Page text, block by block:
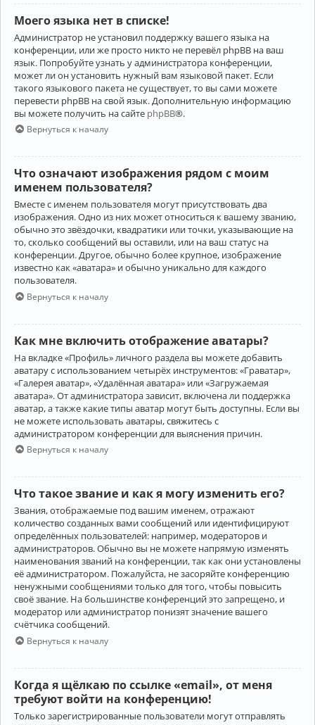
Моего языка нет в списке!
Администратор не установил поддержку вашего языка на
конференции, или же просто никто не перевёл phpBB на ваш
язык. Попробуйте узнать у администратора конференции,
может ли он установить нужный вам языковой пакет. Если
такого языкового пакета не существует, то вы сами можете
перевести phpBB на свой язык. Дополнительную информацию
вы можете получить на сайте phpBB®.
Вернуться к началу
Что означают изображения рядом с моим
именем пользователя?
Вместе с именем пользователя могут присутствовать два
изображения. Одно из них может относиться к вашему званию,
обычно это звёздочки, квадратики или точки, указывающие на
то, сколько сообщений вы оставили, или на ваш статус на
конференции. Другое, обычно более крупное, изображение
известно как «аватара» и обычно уникально для каждого
пользователя.
Вернуться к началу
Как мне включить отображение аватары?
На вкладке «Профиль» личного раздела вы можете добавить
аватару с использованием четырёх инструментов: «Граватар»,
«Галерея аватар», «Удалённая аватара» или «Загружаемая
аватара». От администратора зависит, включена ли поддержка
аватар, а также какие типы аватар могут быть доступны. Если вы
не можете использовать аватары, свяжитесь с
администратором конференции для выяснения причин.
Вернуться к началу
Что такое звание и как я могу изменить его?
Звания, отображаемые под вашим именем, отражают
количество созданных вами сообщений или идентифицируют
определённых пользователей: например, модераторов и
администраторов. Обычно вы не можете напрямую изменять
наименования званий на конференции, так как они установлены
её администратором. Пожалуйста, не засоряйте конференцию
ненужными сообщениями только для того, чтобы повысить
своё звание. На большинстве конференций это запрещено, и
модератор или администратор понизят значение вашего
счётчика сообщений.
Вернуться к началу
Когда я щёлкаю по ссылке «email», от меня
требуют войти на конференцию!
Только зарегистрированные пользователи могут отправлять